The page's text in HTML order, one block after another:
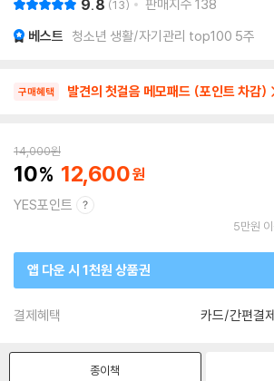
9.8 13 판매지수 138
베스트 청소년 생활/자기관리 top100 5주
구매혜택 발견의 첫걸음 메모패드 (포인트 차감)
14,000원
10 12,600
YES포인트
5만원
앱 다운 시 1천원 상품권
결제혜택 카드/간편결
종이책